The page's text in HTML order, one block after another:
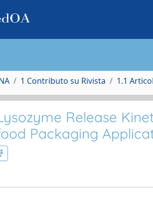
1 Contributo su Rivista 1.1
Release
Packaging